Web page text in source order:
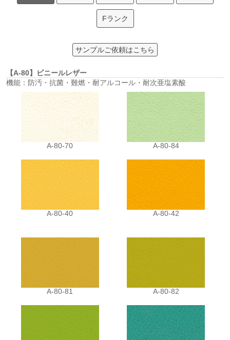
Fランク
サンプルご依頼はこちら
【A-80】ビニールレザー
機能：防汚・抗菌・難燃・耐アルコール・耐次亜塩素酸
A-80-70 A-80-84
A-80-40 A-80-42
A-80-81 A-80-82